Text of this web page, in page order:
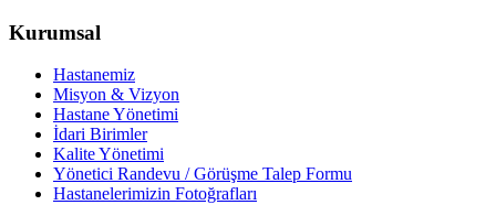
Kurumsal
Hastanemiz
Misyon & Vizyon
Hastane Yönetimi
İdari Birimler
Kalite Yönetimi
Yönetici Randevu / Görüşme Talep Formu
Hastanelerimizin Fotoğrafları